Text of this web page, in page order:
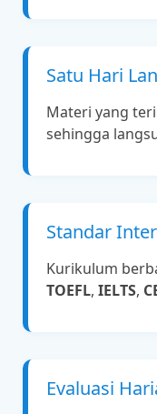
Satu Hari
Materi yang
sehingga
Standar
Kurikulum
TOEFL, IELTS,
Evaluasi